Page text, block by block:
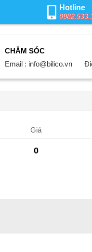
Hotline
CHĂM SÓC
Email : info@bilico.vn
Giá
0